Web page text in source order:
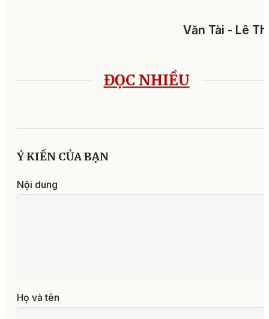
Văn Tài - Lê
ĐỌC NHIỀU
Ý KIẾN CỦA BẠN
Nội dung
Họ và tên